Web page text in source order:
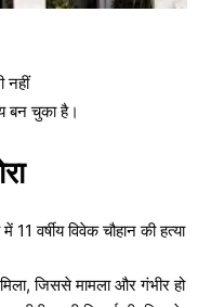
नहीं
बन चुका है।
11 वर्षीय विवेक चौहान की हत्या
जिससे मामला और गंभीर हो